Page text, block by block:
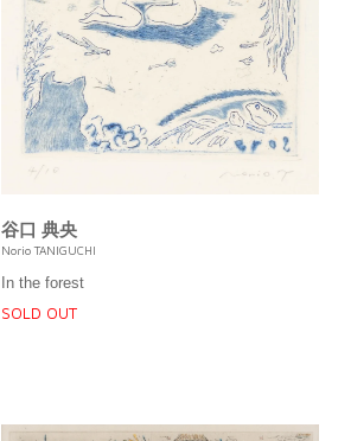
谷口 典央
Norio TANIGUCHI
In the forest
SOLD OUT